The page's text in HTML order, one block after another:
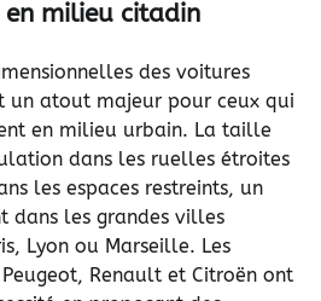
milieu citadin
des voitures
un atout majeur pour ceux qui
en milieu urbain. La taille
dans les ruelles étroites
les espaces restreints, un
dans les grandes villes
Lyon ou Marseille. Les
Renault et Citroën ont